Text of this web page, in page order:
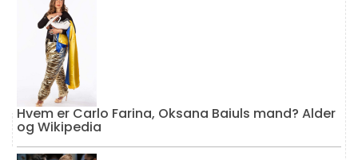
Hvem er Carlo Farina, Oksana Baiuls mand? Alder
og Wikipedia